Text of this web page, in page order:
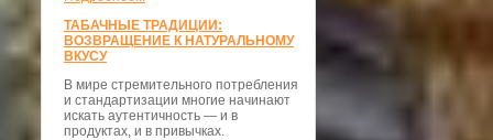
ТАБАЧНЫЕ ТРАДИЦИИ:
ВОЗВРАЩЕНИЕ К НАТУРАЛЬНОМУ
ВКУСУ
В мире стремительного потребления
и стандартизации многие начинают
искать аутентичность — и в
продуктах, и в привычках.